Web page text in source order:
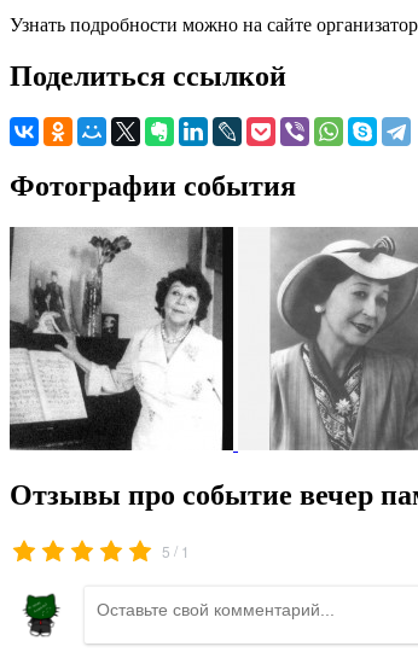
Узнать подробности можно на сайте
Поделиться ссылкой
Фотографии события
Отзывы про событие вечер
5 / 1